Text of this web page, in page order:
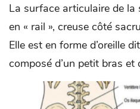
La surface articulaire de
en « rail », creuse côté
Elle est en forme d’oreille
composé d’un petit bras et